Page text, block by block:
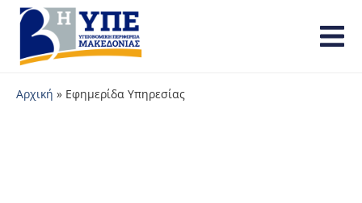
Αρχική » Εφημερίδα Υπηρεσίας